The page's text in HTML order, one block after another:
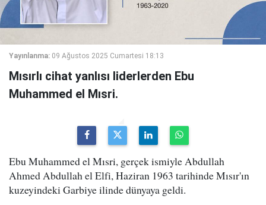
Yayınlanma: 09 Ağustos 2025 Cumartesi 18:13
Mısırlı cihat yanlısı liderlerden Ebu
Muhammed el Mısri.
Ebu Muhammed el Mısri, gerçek ismiyle Abdullah
Ahmed Abdullah el Elfi, Haziran 1963 tarihinde Mısır'ın
kuzeyindeki Garbiye ilinde dünyaya geldi.